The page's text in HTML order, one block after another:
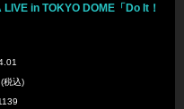
in TOKYO DOME「Do It！
税込)